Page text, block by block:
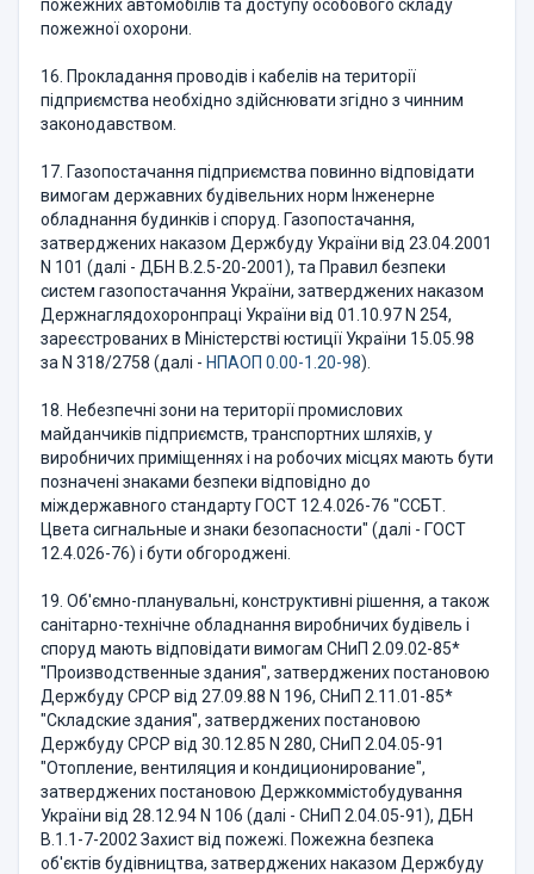
пожежних автомобілів та доступу особового складу
пожежної охорони.
16. Прокладання проводів і кабелів на території
підприємства необхідно здійснювати згідно з чинним
законодавством.
17. Газопостачання підприємства повинно відповідати
вимогам державних будівельних норм Інженерне
обладнання будинків і споруд. Газопостачання,
затверджених наказом Держбуду України від 23.04.2001
N 101 (далі - ДБН В.2.5-20-2001), та Правил безпеки
систем газопостачання України, затверджених наказом
Держнаглядохоронпраці України від 01.10.97 N 254,
зареєстрованих в Міністерстві юстиції України 15.05.98
за N 318/2758 (далі - НПАОП 0.00-1.20-98).
18. Небезпечні зони на території промислових
майданчиків підприємств, транспортних шляхів, у
виробничих приміщеннях і на робочих місцях мають бути
позначені знаками безпеки відповідно до
міждержавного стандарту ГОСТ 12.4.026-76 "ССБТ.
Цвета сигнальные и знаки безопасности" (далі - ГОСТ
12.4.026-76) і бути обгороджені.
19. Об'ємно-планувальні, конструктивні рішення, а також
санітарно-технічне обладнання виробничих будівель і
споруд мають відповідати вимогам СНиП 2.09.02-85*
"Производственные здания", затверджених постановою
Держбуду СРСР від 27.09.88 N 196, СНиП 2.11.01-85*
"Складские здания", затверджених постановою
Держбуду СРСР від 30.12.85 N 280, СНиП 2.04.05-91
"Отопление, вентиляция и кондиционирование",
затверджених постановою Держкоммістобудування
України від 28.12.94 N 106 (далі - СНиП 2.04.05-91), ДБН
В.1.1-7-2002 Захист від пожежі. Пожежна безпека
об'єктів будівництва, затверджених наказом Держбуду